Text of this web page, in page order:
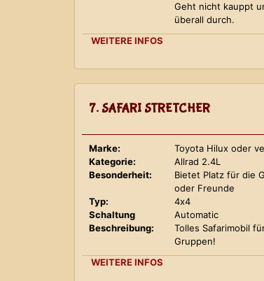
Geht nicht kauppt
überall durch.
WEITERE INFOS
7. SAFARI STRETCHER
Marke:
Toyota Hilux oder
Kategorie:
Allrad 2.4L
Besonderheit:
Bietet Platz für die
oder Freunde
Typ:
4x4
Schaltung
Automatic
Beschreibung:
Tolles Safarimobil
Gruppen!
WEITERE INFOS